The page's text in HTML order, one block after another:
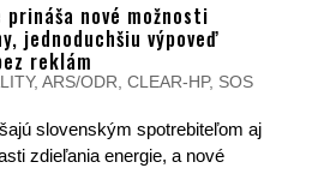
nové možnosti
jednoduchšiu výpoveď
reklám
, ARS/ODR CLEAR-HP, SOS
slovenským spotrebiteľom aj
zdieľania energie, a nové